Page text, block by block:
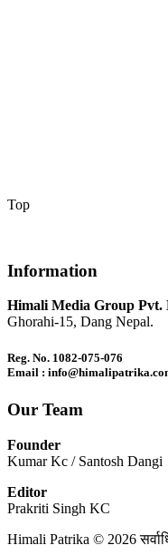
Top
Information
Himali Media Group Pvt.
Ghorahi-15, Dang Nepal.
Reg. No. 1082-075-076
Email :
Our Team
Founder
Kumar Kc / Santosh Dangi
Editor
Prakriti Singh KC
Himali Patrika © 2026